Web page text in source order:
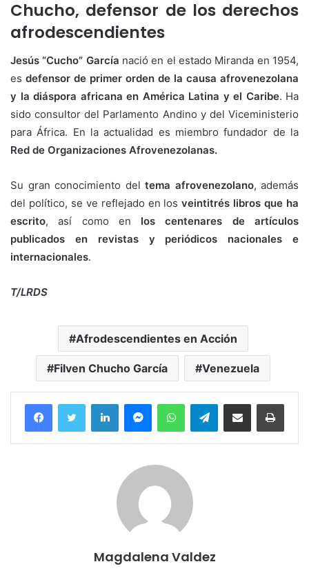
Chucho, defensor de los derechos
afrodescendientes
Jesús “Cucho” García nació en el estado Miranda en 1954,
es defensor de primer orden de la causa afrovenezolana
y la diáspora africana en América Latina y el Caribe. Ha
sido consultor del Parlamento Andino y del Viceministerio
para África. En la actualidad es miembro fundador de la
Red de Organizaciones Afrovenezolanas.
Su gran conocimiento del tema afrovenezolano, además
del político, se ve reflejado en losveintitrés libros que ha
escrito, así como en los centenares de artículos
publicados en revistas y periódicos nacionales e
internacionales.
T/LRDS
Afrodescendientes en Acción
Filven Chucho García Venezuela
FacebookTwitter LinkedInMessengerWhatsAppTelegramCompartir por correo electrónico
Magdalena Valdez